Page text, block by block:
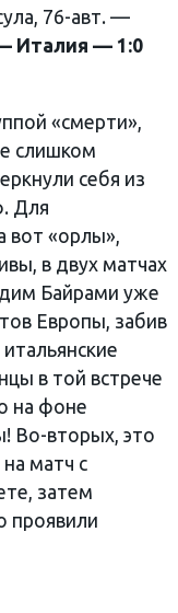
76-авт. —
Италия — 1:0
«смерти»,
слишком
себя из
Для
вот «орлы»,
в двух матчах
Байрами уже
Европы, забив
в той встрече
на фоне
Во-вторых, это
матч с
затем
проявили